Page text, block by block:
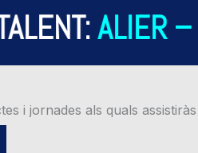
ALIER –
i jornades als quals assistiràs